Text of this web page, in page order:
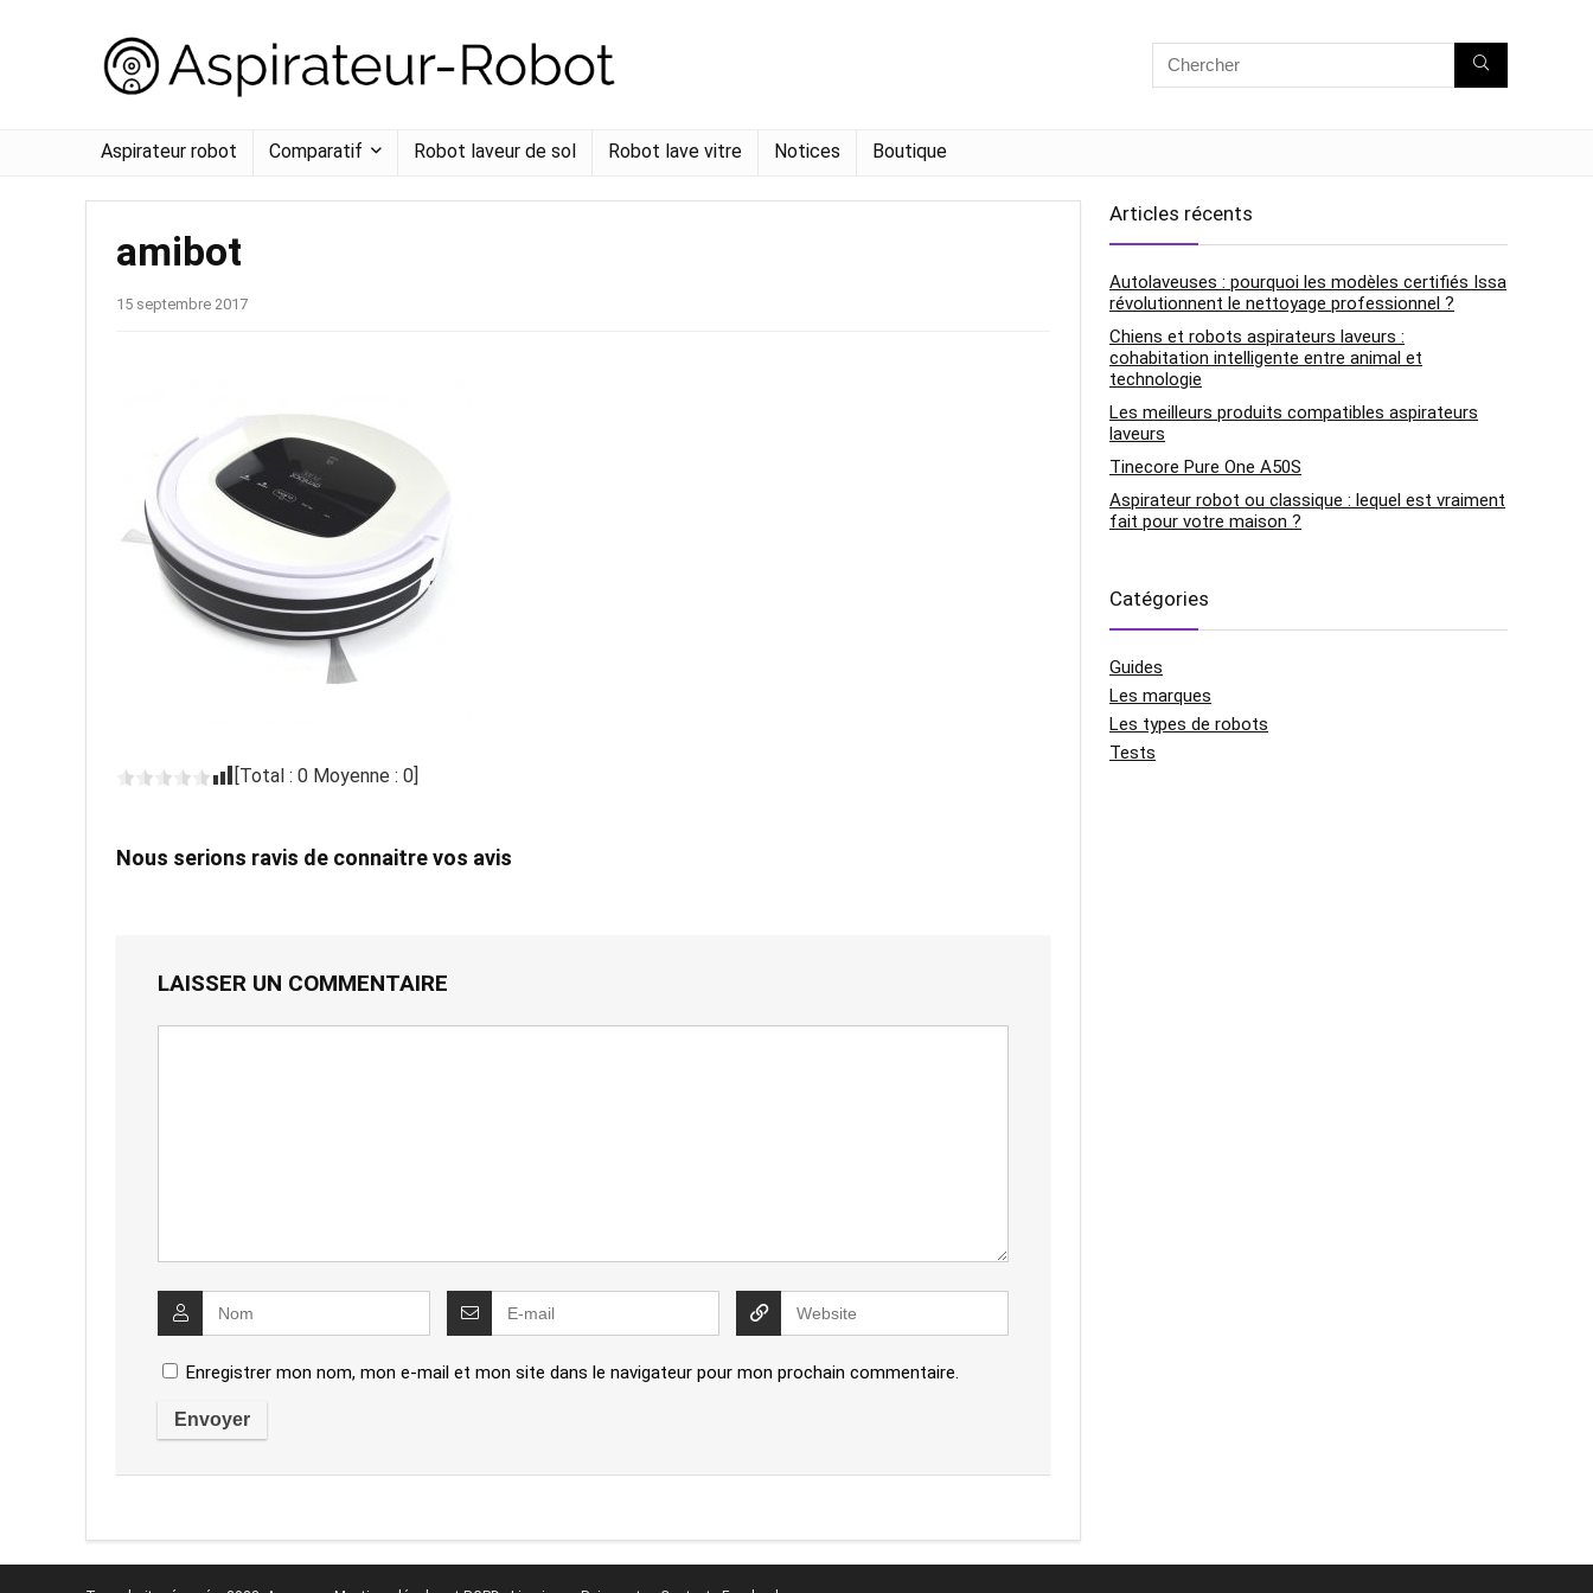
Aspirateur robot Comparatif Robot laveur de sol Robot lave vitre Notices Boutique
amibot
15 septembre 2017
[Total : 0 Moyenne : 0
Nous serions ravis de connaitre vos avis
LAISSER UN COMMENTAIRE
Enregistrer mon nom, mon e-mail et mon site dans le navigateur pour mon prochain commentaire.
Articles récents
Autolaveuses : pourquoi les modèles certifiés Issa
révolutionnent le nettoyage professionnel ?
Chiens et robots aspirateurs laveurs :
cohabitation intelligente entre animal et
technologie
Les meilleurs produits compatibles aspirateurs
laveurs
Tinecore Pure One A50S
Aspirateur robot ou classique : lequel est vraiment
fait pour votre maison ?
Catégories
Guides
Les marques
Les types de robots
Tests